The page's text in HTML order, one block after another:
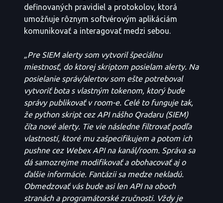
definovaných pravidiel a protokolov, ktorá
umožňuje rôznym softvérovým aplikáciám
komunikovať a interagovať medzi sebou.
„Pre SIEM alerty som vytvoril špeciálnu
miestnosť, do ktorej skriptom posielam alerty. Na
posielanie správ/alertov som ešte potreboval
vytvoriť bota s vlastným tokenom, ktorý bude
správy publikovať v room-e. Celé to funguje tak,
že python skript cez API nášho Qradaru (SIEM)
číta nové alerty. Tie vie následne filtrovať podľa
vlastností, ktoré mu zašpecifikujem a potom ich
pushne cez Webex API na kanál/room. Správa sa
dá samozrejme modifikovať a obohacovať aj o
ďalšie informácie. Fantázii sa medze nekladú.
Obmedzovať vás bude asi len API na oboch
stranách a programátorské zručnosti. Vždy je